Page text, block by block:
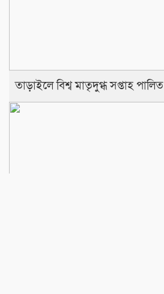
তাড়াইলে বিশ্ব মাতৃদুগ্ধ সপ্তাহ পালিত